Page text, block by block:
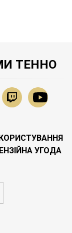
ТЕННО
УГОДА